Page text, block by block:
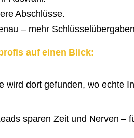
Abschlüsse.
– mehr
auf einen Blick:
wird dort gefunden, wo echte
sparen Zeit und Nerven –